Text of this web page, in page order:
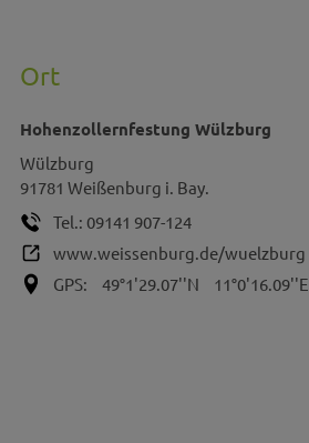
Ort
Hohenzollernfestung Wülzburg
Wülzburg
91781 Weißenburg i. Bay.
Tel.: 09141 907-124
www.weissenburg.de/wuelzburg
GPS:
49°1'29.07''N 11°0'16.09''E